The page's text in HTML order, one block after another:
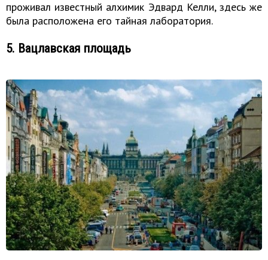
проживал известный алхимик Эдвард Келли, здесь же
была расположена его тайная лаборатория.
5. Вацлавская площадь